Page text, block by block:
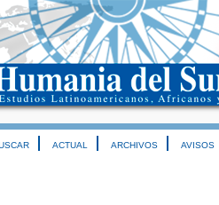
ACTUAL ARCHIVOS AVISOS